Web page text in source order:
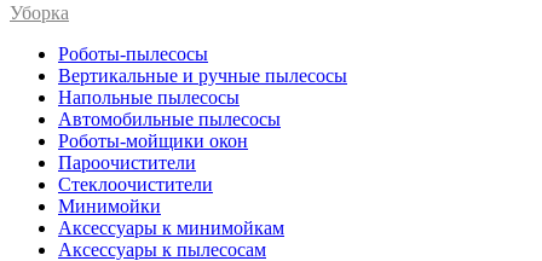
Уборка
Роботы-пылесосы
Вертикальные и ручные пылесосы
Напольные пылесосы
Автомобильные пылесосы
Роботы-мойщики окон
Пароочистители
Стеклоочистители
Минимойки
Аксессуары к минимойкам
Аксессуары к пылесосам